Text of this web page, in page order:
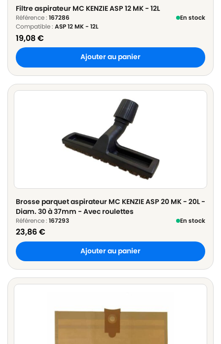
Filtre aspirateur MC KENZIE ASP 12 MK - 12L
Référence : 167286
En stock
Compatible : ASP 12 MK - 12L
19,08€
Ajouter au panier
Brosse parquet aspirateur MC KENZIE ASP 20 MK - 20L -
Diam. 30 à 37mm - Avec roulettes
Référence : 167293 En stock
23,86€
Ajouter au panier